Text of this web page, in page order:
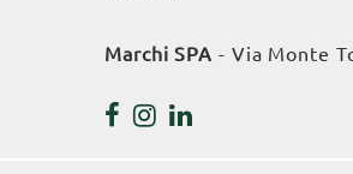
Marchi SPA - Via Monte